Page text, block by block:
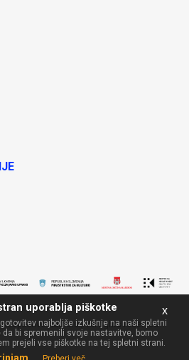
Respective Authors / All rights reserved
uporablja piškotke
najboljše izkušnje na naši spletni
bi spremenili svoje nastavitve, bomo
prejeli vse piškotke na tej spletni strani.
x